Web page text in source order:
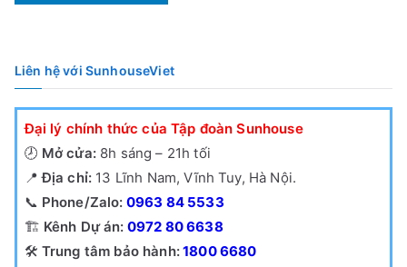
Liên hệ với SunhouseViet
Đại lý chính thức của Tập đoàn Sunhouse
🕗 Mở cửa:8h sáng – 21h tối
📍Địa chỉ: 13 Lĩnh Nam, Vĩnh Tuy, Hà Nội.
📞 Phone/Zalo: 0963 84 5533
🏗️ Kênh Dự án: 0972 80 6638
🛠️ Trung tâm bảo hành:1800 6680